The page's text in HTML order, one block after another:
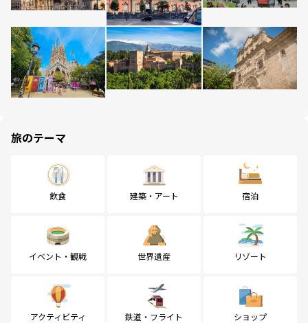
旅のテーマ
飲食 建築・アート 宿泊
イベント・観戦 世界遺産 リゾート
アクティビティ 鉄道・フライト ショップ